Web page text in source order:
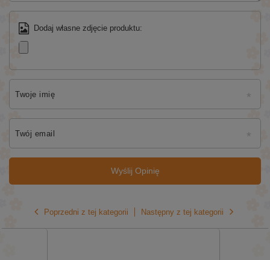
Dodaj własne zdjęcie produktu:
Twoje imię
Twój email
Wyślij Opinię
Poprzedni z tej kategorii Następny z tej kategorii